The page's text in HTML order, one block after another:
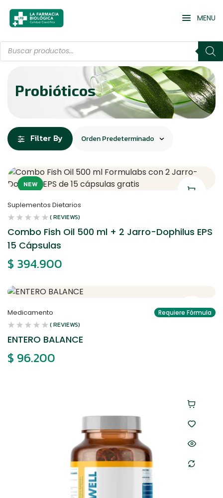
MENU
Probióticos
Filter By
NEW
Suplementos Dietarios
( REVIEWS)
Combo Fish Oil 500 ml + 2 Jarro-Dophilus EPS
15 Cápsulas
$ 394.900
Medicamento Requiere Fórmula
( REVIEWS)
ENTERO BALANCE
$ 96.200